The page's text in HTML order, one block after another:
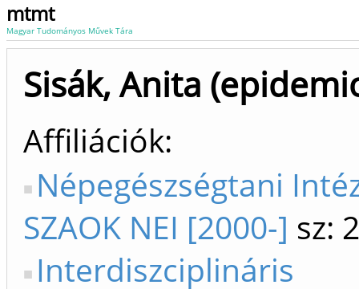
mtmt
Magyar Tudományos Művek Tára
Sisák, Anita
Affiliációk
Népegészségtani
SZAOK NEI [2000-] sz:
Interdiszciplináris